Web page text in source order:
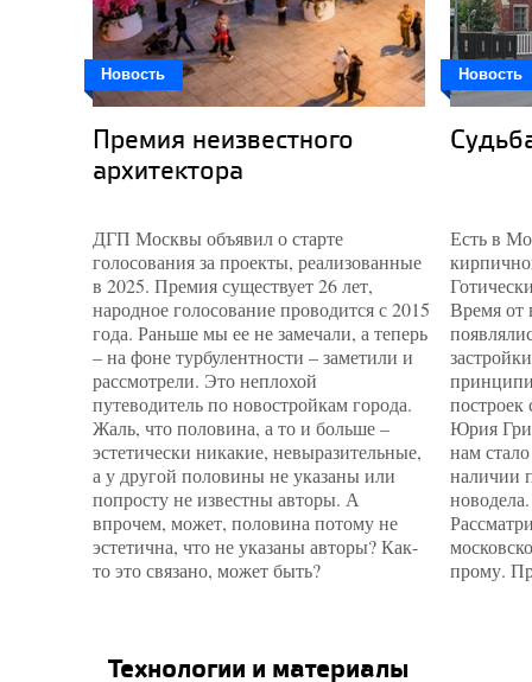
Новость
Премия неизвестного
архитектора
ДГП Москвы объявил о старте
голосования за проекты, реализованные
в 2025. Премия существует 26 лет,
народное голосование проводится с 2015
года. Раньше мы ее не замечали, а теперь
– на фоне турбулентности – заметили и
рассмотрели. Это неплохой
путеводитель по новостройкам города.
Жаль, что половина, а то и больше –
эстетически никакие, невыразительные,
а у другой половины не указаны или
попросту не известны авторы. А
впрочем, может, половина потому не
эстетична, что не указаны авторы? Как-
то это связано, может быть?
Новость
Есть в
Время от
построек
Юрия
нам
наличии
прому.
Технологии и материалы